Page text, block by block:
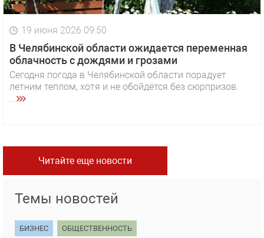
19 июня 2026 09:50
В Челябинской области ожидается переменная
облачность с дождями и грозами
Сегодня погода в Челябинской области порадует
летним теплом, хотя и не обойдётся без сюрпризов.
...
Читайте еще новости
Темы новостей
БИЗНЕС ОБЩЕСТВЕННОСТЬ